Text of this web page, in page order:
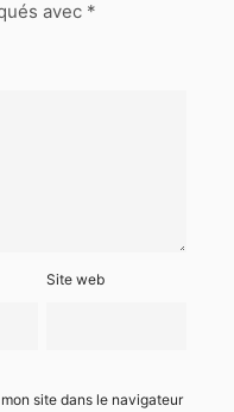
avec *
Site web
site dans le navigateur